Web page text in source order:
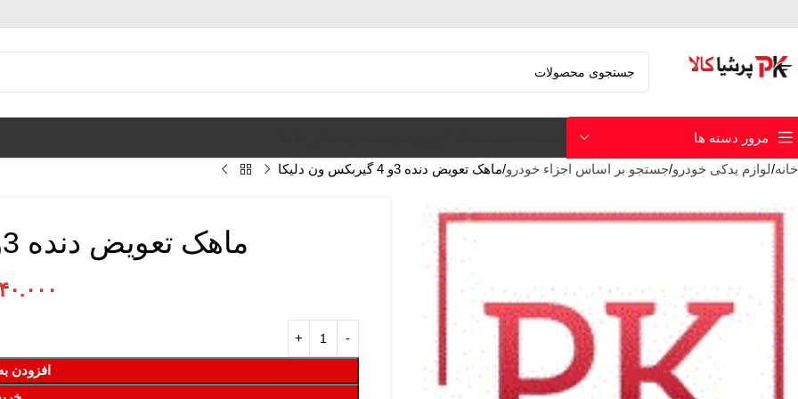
مرور دسته ها
خانه لوازم یدکی خودرو جستجو بر اساس اجزاء خودرو ماهک تعویض دنده 3و 4 گیربکس ون دلیکا
ماهک تعویض دنده 3و 4 گیربکس ون دلیکا
افزودن